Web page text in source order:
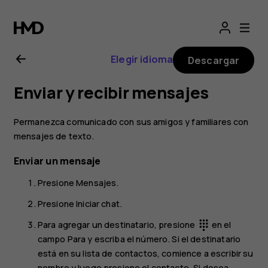
Manual
del
usuario
de
Nokia
4.2
Elegir idioma Descargar
Enviar y recibir mensajes
Permanezca comunicado con sus amigos y familiares con
mensajes de texto.
Enviar un mensaje
PresioneMensajes.
PresioneIniciar chat.
Para agregar un destinatario, presione dialpad en el
campo Para y escriba el número. Si el destinatario
está en su lista de contactos, comience a escribir su